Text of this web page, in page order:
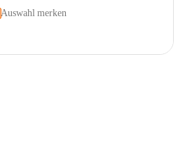
Auswahl merken